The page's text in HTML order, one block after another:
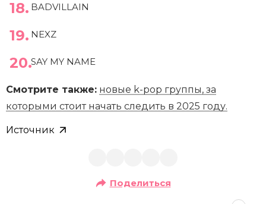
BADVILLAIN
NEXZ
SAY MY NAME
Смотрите также: новые k-pop группы, за
которыми стоит начать следить в 2025 году.
Источник
Поделиться